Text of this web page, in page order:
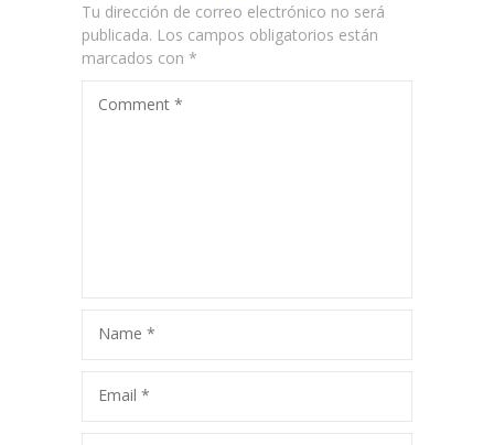
Tu dirección de correo electrónico no será
publicada. Los campos obligatorios están
marcados con *
Comment *
Name *
Email *